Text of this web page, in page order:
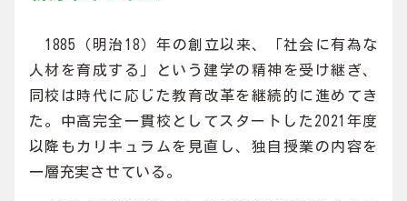
1885（明治18）年の創立以来、「社会に有為な
人材を育成する」という建学の精神を受け継ぎ、
同校は時代に応じた教育改革を継続的に進めてき
た。中高完全一貫校としてスタートした2021年度
以降もカリキュラムを見直し、独自授業の内容を
一層充実させている。